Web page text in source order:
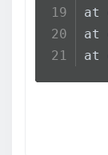
at
at
at